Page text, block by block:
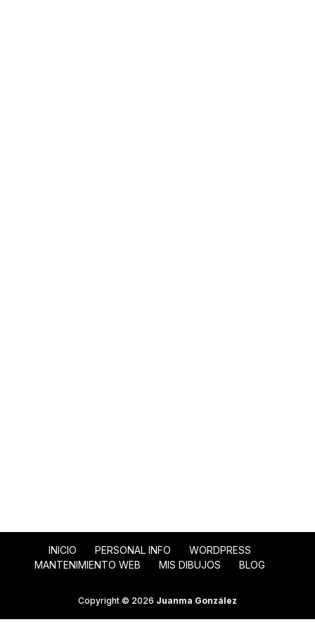
INICIO PERSONAL INFO
WORDPRESS
MANTENIMIENTO WEB
MIS DIBUJOS BLOG
Copyright © 2026 Juanma González